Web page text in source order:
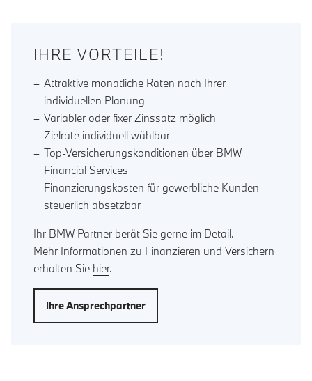
IHRE VORTEILE!
Attraktive monatliche Raten nach Ihrer
individuellen Planung
Variabler oder fixer Zinssatz möglich
Zielrate individuell wählbar
Top-Versicherungskonditionen über BMW
Financial Services
Finanzierungskosten für gewerbliche Kunden
steuerlich absetzbar
Ihr BMW Partner berät Sie gerne im Detail.
Mehr Informationen zu Finanzieren und Versichern
erhalten Sie hier.
Ihre Ansprechpartner